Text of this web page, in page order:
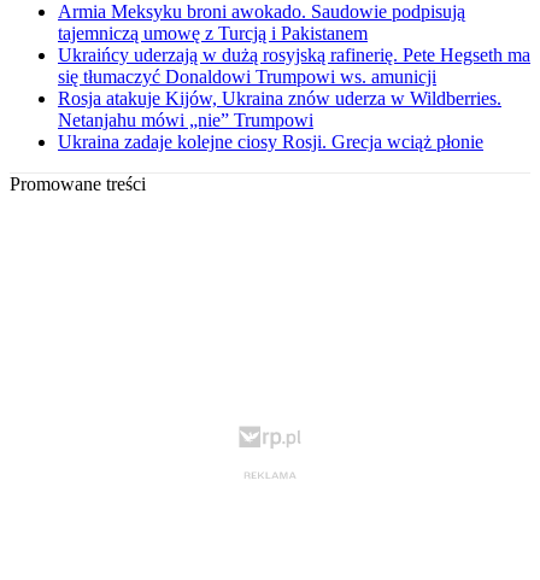
Armia Meksyku broni awokado. Saudowie podpisują
tajemniczą umowę z Turcją i Pakistanem
Ukraińcy uderzają w dużą rosyjską rafinerię. Pete Hegseth ma
się tłumaczyć Donaldowi Trumpowi ws. amunicji
Rosja atakuje Kijów, Ukraina znów uderza w Wildberries.
Netanjahu mówi „nie” Trumpowi
Ukraina zadaje kolejne ciosy Rosji. Grecja wciąż płonie
Promowane treści